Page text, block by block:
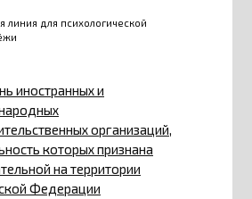
линия для психологической
иностранных и
организаций,
которых признана
на территории
Федерации